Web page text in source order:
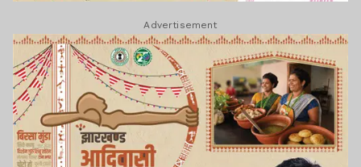
Advertisement